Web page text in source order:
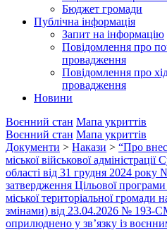
Бюджет громади
Публічна інформація
Запит на інформацію
Повідомлення про
провадження
Повідомлення про
провадження
Новини
Воєнний стан Мапа укриттів
Воєнний стан Мапа укриттів
Документи > Накази > “Про
міської військової
області від 31 грудня 2024
затвердження Цільової
міської територіальної громади
змінами) від 23.04.2026 № 193-
оприлюднено у зв’язку із